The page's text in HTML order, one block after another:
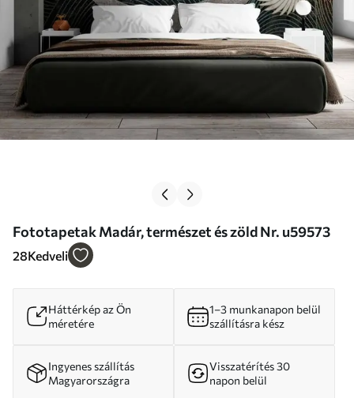
Fototapetak Madár, természet és zöld Nr. u59573
28Kedveli
Háttérkép az Ön
méretére
1–3 munkanapon belül
szállításra kész
Ingyenes szállítás
Magyarországra
Visszatérítés 30
napon belül